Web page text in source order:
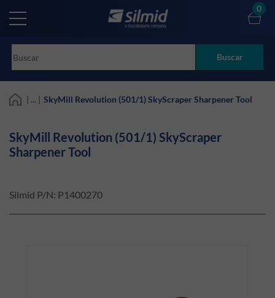
main
Buscar
0
| ... | SkyMill Revolution (501/1) SkyScraper Sharpener Tool
SkyMill Revolution (501/1) SkyScraper
Sharpener Tool
Silmid P/N: P1400270